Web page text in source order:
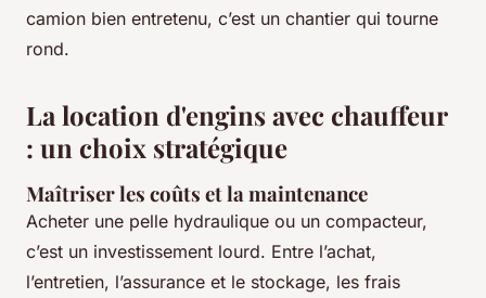
camion bien entretenu, c’est un chantier qui tourne
rond.
La location d'engins avec chauffeur
: un choix stratégique
Maîtriser les coûts et la maintenance
Acheter une pelle hydraulique ou un compacteur,
c’est un investissement lourd. Entre l’achat,
l’entretien, l’assurance et le stockage, les frais